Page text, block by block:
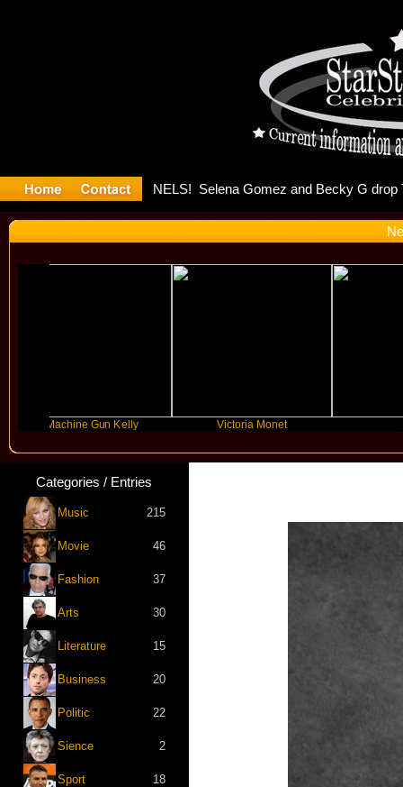
Debuts
Machine Gun Kelly Victoria Monet
Categories / Entries
Music 215
Movie 46
Fashion 37
Arts 30
Literature 15
Business 20
Politic 22
Sience 2
Sport 18